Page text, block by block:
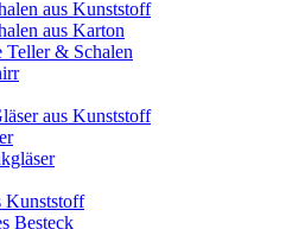
aus Kunststoff
aus Karton
Teller & Schalen
aus Kunststoff
Kunststoff
Besteck